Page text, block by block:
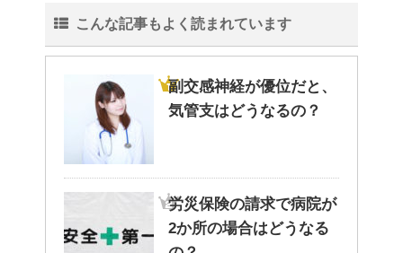
こんな記事もよく読まれています
副交感神経が優位だと、
気管支はどうなるの？
労災保険の請求で病院が
2か所の場合はどうなる